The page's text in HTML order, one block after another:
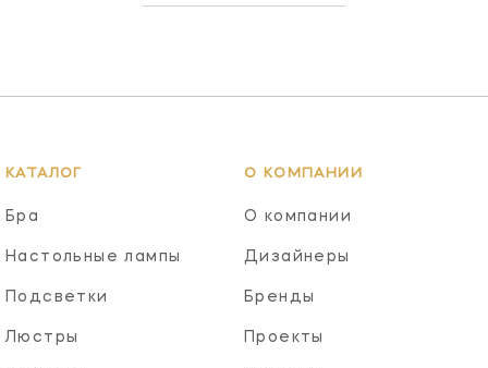
КАТАЛОГ
Бра
Настольные лампы
Подсветки
Люстры
О КОМПАНИИ
О компании
Дизайнеры
Бренды
Проекты